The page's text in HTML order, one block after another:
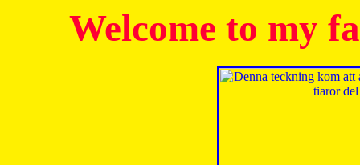
Welcome to my